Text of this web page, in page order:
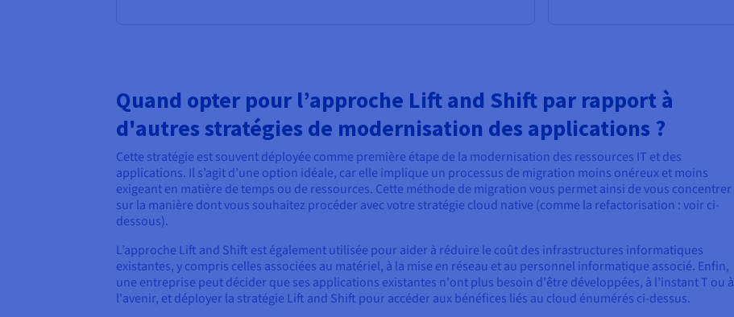
Quand opter pour l’approche Lift and Shift par rapport à
d'autres stratégies de modernisation des applications ?
Cette stratégie est souvent déployée comme première étape de la modernisation des ressources IT et des
applications. Il s’agit d’une option idéale, car elle implique un processus de migration moins onéreux et moins
exigeant en matière de temps ou de ressources. Cette méthode de migration vous permet ainsi de vous concentrer
sur la manière dont vous souhaitez procéder avec votre stratégie cloud native (comme la refactorisation : voir ci-
dessous).
L’approche Lift and Shift est également utilisée pour aider à réduire le coût des infrastructures informatiques
existantes, y compris celles associées au matériel, à la mise en réseau et au personnel informatique associé. Enfin,
une entreprise peut décider que ses applications existantes n'ont plus besoin d'être développées, à l’instant T ou à
l'avenir, et déployer la stratégie Lift and Shift pour accéder aux bénéfices liés au cloud énumérés ci-dessus.